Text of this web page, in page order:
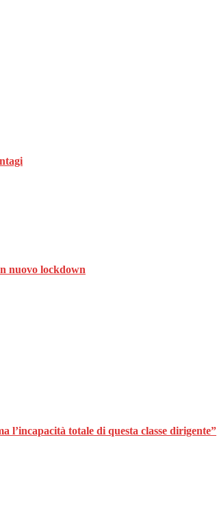
nuovo lockdown
l’incapacità totale di questa classe dirigente”